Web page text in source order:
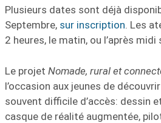
Plusieurs dates sont déjà
Septembre, sur inscription. Les
2 heures, le matin, ou l’après midi
Le projet Nomade, rural et
l’occasion aux jeunes de
souvent difficile d’accès: dessin
casque de réalité augmentée,